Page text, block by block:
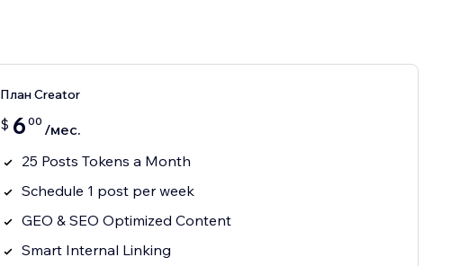
План Creator
$ 6 00 /мес.
25 Posts Tokens a Month
Schedule 1 post per week
GEO & SEO Optimized Content
Smart Internal Linking